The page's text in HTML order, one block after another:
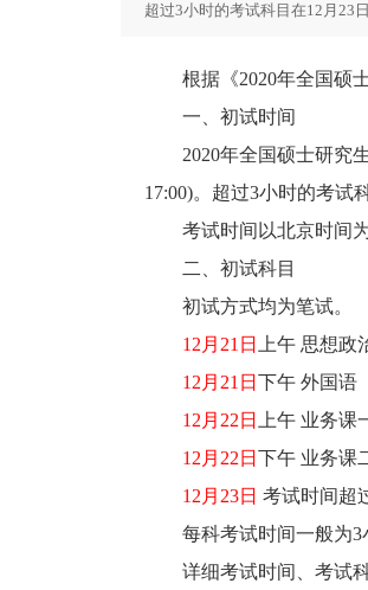
超过3小时的考试科目在12月23
根据《2020年全国硕士
一、初试时间
2020年全国硕士研究生
17:00)。超过3小时的考试
考试时间以北京时间为
二、初试科目
初试方式均为笔试。
12月21日
上午 思想
12月21日 下午 外国语
12月22日
上午 业务课
12月22日 下午 业务课
12月23日 考试时间超
每科考试时间一般为3小
详细考试时间、考试科